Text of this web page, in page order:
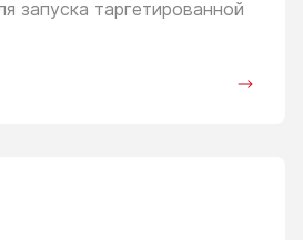
запуска таргетированной